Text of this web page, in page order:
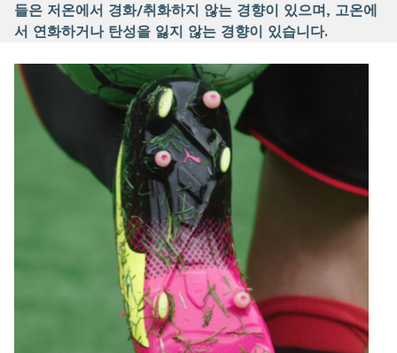
들은 저온에서 경화/취화하지 않는 경향이 있으며, 고온에
서 연화하거나 탄성을 잃지 않는 경향이 있습니다.